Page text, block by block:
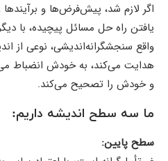
اگر لازم شد، پیش‌فرض‌ها و برآیندها
یافتن راه حل مسائل پیچیده، با
واقع سنجشگرانه‌اندیشی، نوعی از
هدایت می‌کند، به خودش انضباط
و خودش را تصحیح می‌کند.
ما سه سطح اندیشه داریم:
سطح پایین: